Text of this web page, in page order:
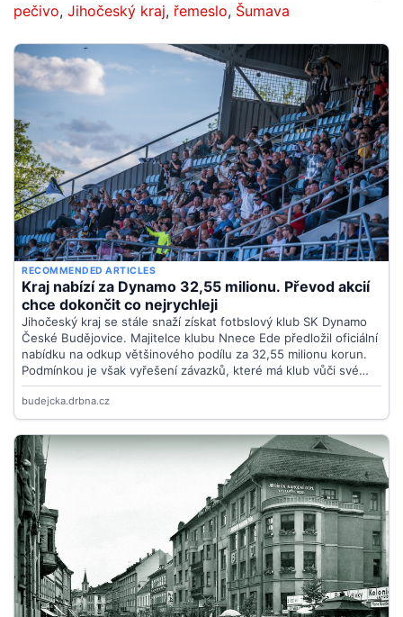
pečivo, Jihočeský kraj, řemeslo, Šumava